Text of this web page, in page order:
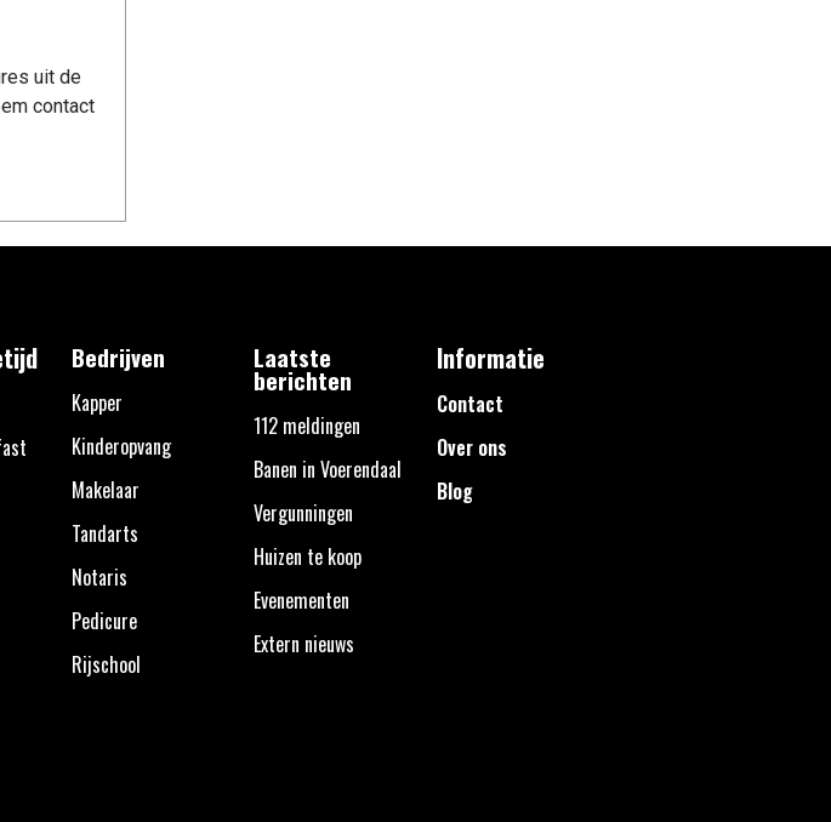
uit de
contact
Bedrijven
Kapper
Kinderopvang
Makelaar
Tandarts
Notaris
Pedicure
Rijschool
Laatste
berichten
112 meldingen
Banen in Voerendaal
Vergunningen
Huizen te koop
Evenementen
Extern nieuws
Informatie
Contact
Over ons
Blog